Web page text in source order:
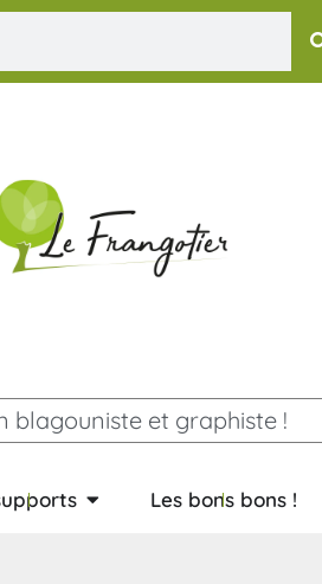
blagouniste et graphiste !
Les bons bons !